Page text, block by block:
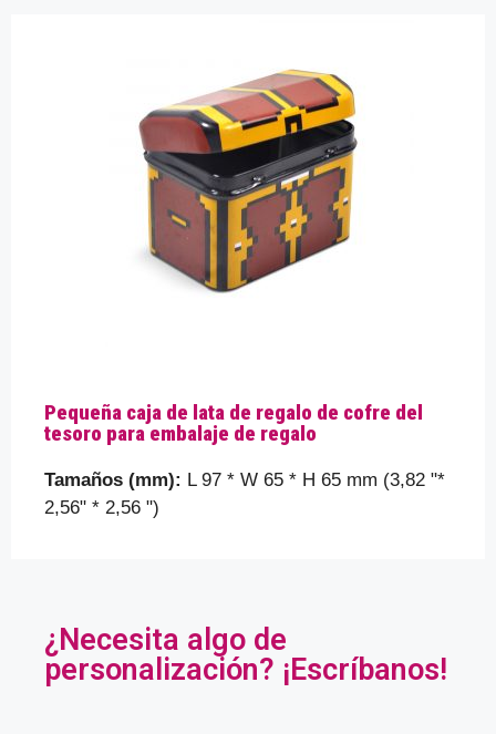
Pequeña caja de lata de regalo de cofre del
tesoro para embalaje de regalo
Tamaños (mm): L 97 * W 65 * H 65 mm (3,82 "*
2,56" * 2,56 ")
¿Necesita algo de
personalización? ¡Escríbanos!